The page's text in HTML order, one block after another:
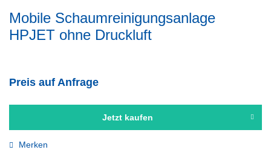
Mobile Schaumreinigungsanlage
HPJET ohne Druckluft
Preis auf Anfrage
Jetzt kaufen
Merken